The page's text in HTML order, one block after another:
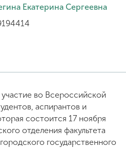
Екатерина Сергеевна
во Всероссийской
аспирантов и
состоится 17 ноября
отделения факультета
государственного